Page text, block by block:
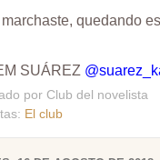
quedando
SUÁREZ
por Club del novelista
El club